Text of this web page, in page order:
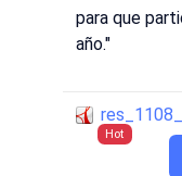
para que
año."
Hot